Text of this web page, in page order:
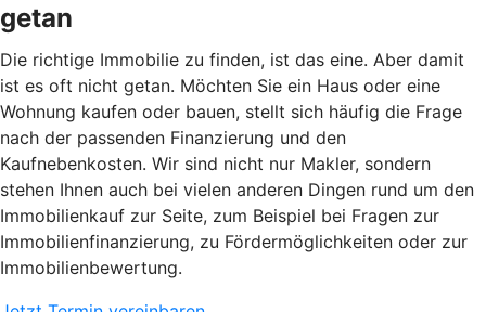
getan
Die richtige Immobilie zu finden, ist das eine. Aber damit
ist es oft nicht getan. Möchten Sie ein Haus oder eine
Wohnung kaufen oder bauen, stellt sich häufig die Frage
nach der passenden Finanzierung und den
Kaufnebenkosten. Wir sind nicht nur Makler, sondern
stehen Ihnen auch bei vielen anderen Dingen rund um den
Immobilienkauf zur Seite, zum Beispiel bei Fragen zur
Immobilienfinanzierung, zu Fördermöglichkeiten oder zur
Immobilienbewertung.